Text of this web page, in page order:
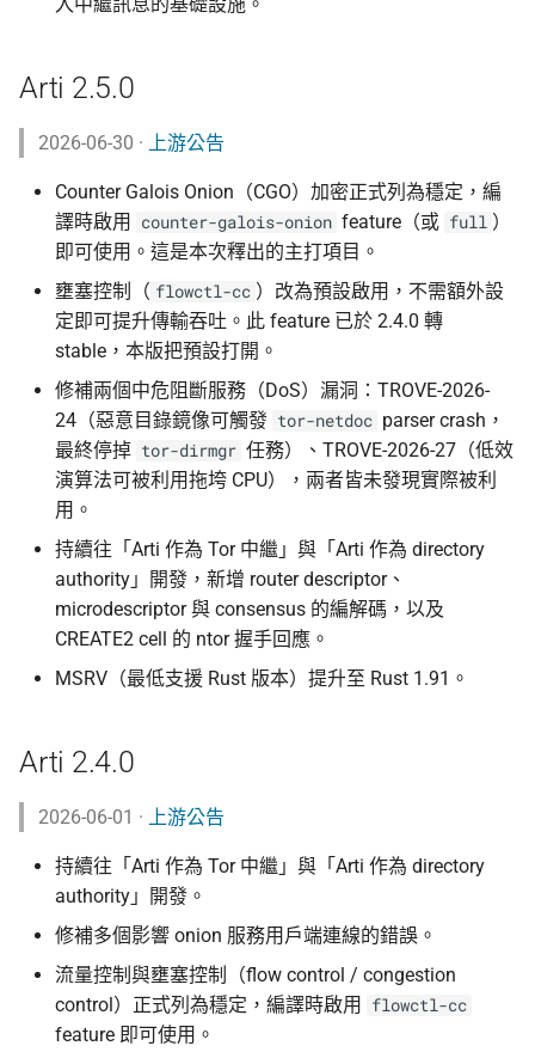
Arti 2.5.0
2026-06-30 · 上游公告
Counter Galois Onion（CGO）加密正式列為穩定，編
譯時啟用
counter-galois-onion feature（或 full ）
即可使用。這是本次釋出的主打項目。
壅塞控制（ flowctl-cc ）改為預設啟用，不需額外設
定即可提升傳輸吞吐。此 feature 已於 2.4.0 轉
stable，本版把預設打開。
修補兩個中危阻斷服務（DoS）漏洞：TROVE-2026-
24（惡意目錄鏡像可觸發 tor-netdoc parser crash，
最終停掉 tor-dirmgr 任務）、TROVE-2026-27（低效
演算法可被利用拖垮 CPU），兩者皆未發現實際被利
用。
持續往「Arti 作為 Tor 中繼」與「Arti 作為 directory
authority」開發，新增 router descriptor、
microdescriptor 與 consensus 的編解碼，以及
CREATE2 cell 的 ntor 握手回應。
MSRV（最低支援 Rust 版本）提升至 Rust 1.91。
Arti 2.4.0
2026-06-01 · 上游公告
持續往「Arti 作為 Tor 中繼」與「Arti 作為 directory
authority」開發。
修補多個影響 onion 服務用戶端連線的錯誤。
流量控制與壅塞控制（flow control / congestion
control）正式列為穩定，編譯時啟用
flowctl-cc
feature 即可使用。